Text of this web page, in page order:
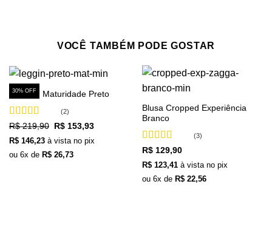
VOCÊ TAMBÉM PODE GOSTAR
30% OFF
Legging Maturidade Preto
Avaliação
de 5
(2)
R$219,90
O
original
era:
R$ 219,90.
R$153,93O
atual
R$146,23 à vista no pix
ou 6x de R$26,73
Blusa Cropped Experiência
Branco
Avaliação
4.33
(3)
R$129,90
R$123,41 à vista no pix
ou 6x de R$22,56